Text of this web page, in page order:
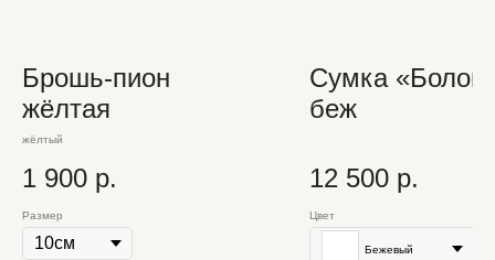
Брошь-пион
жёлтая
жёлтый
1 900 р.
Размер
Сумка
беж
12 500 р.
Цвет
Бежевый